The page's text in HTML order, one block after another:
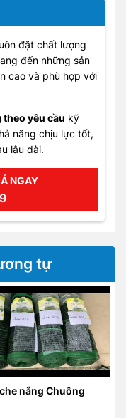
đặt chất lượng
đến những sản
cao và phù hợp với
theo yêu cầu kỹ
năng chịu lực tốt,
lâu dài.
NGAY
tự
đầm ao, nuôi tôm cá